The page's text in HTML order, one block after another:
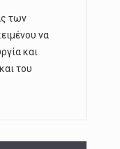
των
να
και
του